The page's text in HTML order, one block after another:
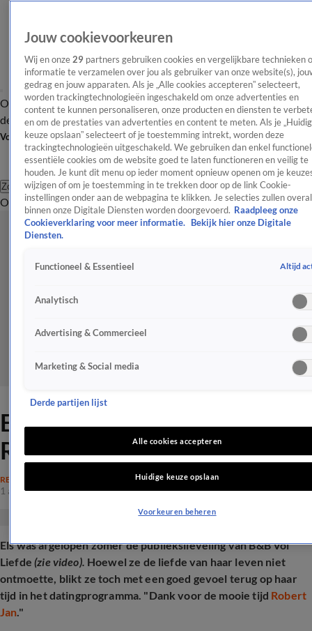
OverzichtAfleveringen Entertainment TV Algemeen
Tip
de redactieNieuwsbrief
Volg Shownieuws
Zoeken
OverzichtEntertainmentSpraakmakendRealityCrimeVideo's
Els openhartig over tijd met
Robert Jan in B&B Vol Liefde
REALITY
1 apr 2025, 16:29
Els was afgelopen zomer de publiekslieveling van B&B Vol
Liefde(zie video). Hoewel ze de liefde van haar leven niet
ontmoette, blikt ze toch met een goed gevoel terug op haar
tijd in het datingprogramma. "Dank voor de mooie tijd Robert
Jan."
Jouw cookievoorkeuren
Wij en onze 29 partners gebruiken cookies en vergelijkbare technieken
informatie te verzamelen over jou als gebruiker van onze website(s),
gedrag en jouw apparaten. Als je „Alle cookies accepteren” selecteert,
worden trackingtechnologieën ingeschakeld om onze advertenties en
content te kunnen personaliseren, onze producten en diensten te
en om de prestaties van advertenties en content te meten. Als je
keuze opslaan” selecteert of je toestemming intrekt, worden deze
trackingtechnologieën uitgeschakeld. We gebruiken dan enkel
essentiële cookies om de website goed te laten functioneren en veilig te
houden. Je kunt dit menu op ieder moment opnieuw openen om je
wijzigen of om je toestemming in te trekken door op de link Cookie-
instellingen onder aan de webpagina te klikken. Je selecties zullen overal
binnen onze Digitale Diensten worden doorgevoerd. Raadpleeg onze
Cookieverklaring voor meer informatie.
Bekijk hier onze Digitale
Diensten.
Functioneel & Essentieel Altijd
Analytisch
Advertising & Commercieel
Marketing & Social media
Derde partijen lijst
Alle cookies accepteren
Huidige keuze opslaan
Voorkeuren beheren